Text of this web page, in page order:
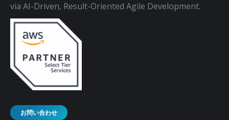
via AI-Driven, Result-Oriented Agile Development.
お問い合わせ